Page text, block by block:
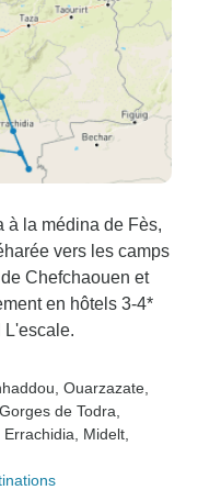
à la médina de Fès,
vers les camps
Chefchaouen et
en hôtels 3-4*
L'escale.
, Ouarzazate
, Gorges de Todra
, Errachidia , Midelt